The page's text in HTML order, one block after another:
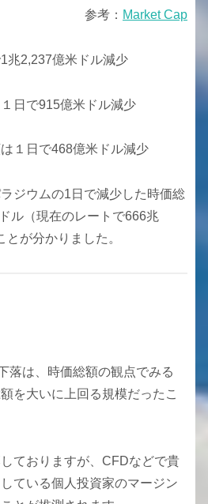
参考： Market Cap
兆2,237億米ドル減少
日で915億米ドル減少
１日で468億米ドル減少
ジウムの1日で減少した時価総
ル（現在のレートで666兆
が分かりました。
落は、時価総額の観点でみる
を大いに上回る規模だったこ
ておりますが、CFDなどで貴
ている個人投資家のマージン